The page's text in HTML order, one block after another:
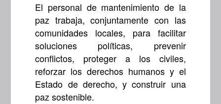
El personal de mantenimiento de la
paz trabaja, conjuntamente con las
comunidades locales, para facilitar
soluciones políticas, prevenir
conflictos, proteger a los civiles,
reforzar los derechos humanos y el
Estado de derecho, y construir una
paz sostenible.